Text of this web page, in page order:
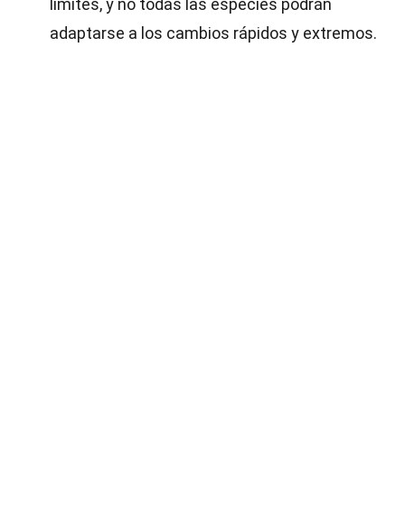
límites, y no todas las especies podrán
adaptarse a los cambios rápidos y extremos.